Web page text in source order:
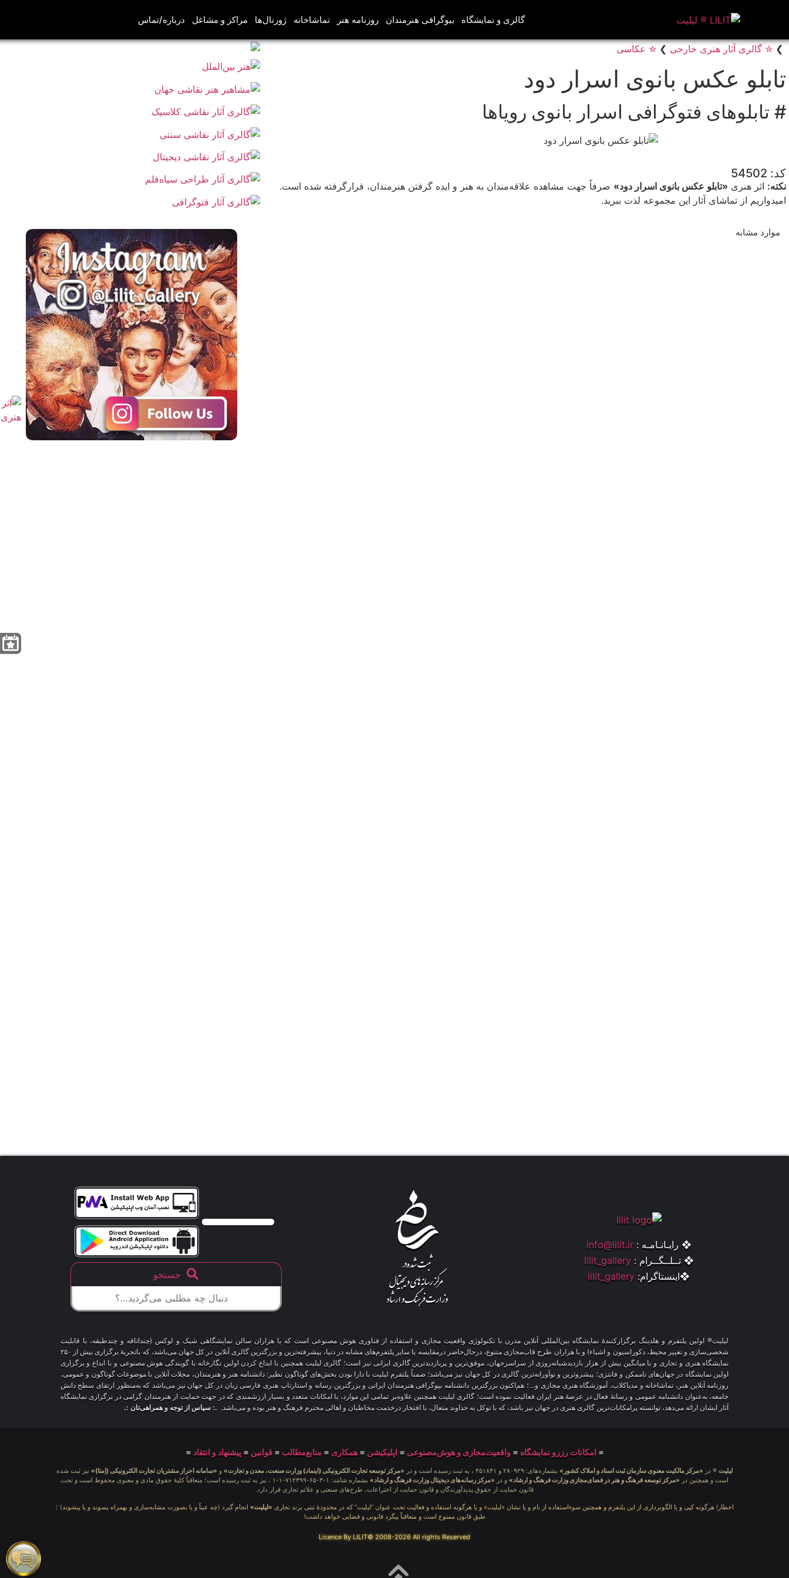
گالری و نمایشگاه بیوگرافی هنرمندان روزنامه هنر تماشاخانه ژورنال‌ها مراکز و مشاغل درباره/تماس
❯ ✮ گالری آثار هنری خارجی ❯ ✮ عکاسی
تابلو عکس بانوی اسرار دود
# تابلوهای فتوگرافی اسرار بانوی رویاها
کد: 54502
نکته: اثر هنری «تابلو عکس بانوی اسرار دود» صرفاً جهت مشاهده علاقه‌مندان به هنر و ایده گرفتن هنرمندان، قرارگرفته شده است.
امیدواریم از تماشای آثار این مجموعه لذت ببرید.
موارد مشابه
❖ رایـانـامـه : info@lilit.ir
❖ تــلــگــرام : lilit_gallery
❖اینستاگرام: lilit_gallery جستجو
لیلیت® اولین پلتفرم و هلدینگ برگزارکنندهٔ نمایشگاه بین‌المللی آنلاین مدرن با تکنولوژی واقعیت مجازی و استفاده از فناوری هوش مصنوعی است که با هزاران سالن نمایشگاهی شیک و لوکس (چنداتاقه و چندطبقه، با قابلیت
شخصی‌سازی و تغییر محیط، دکوراسیون و اشیاء) و با هزاران طرح قاب‌مجازی متنوع، درحال‌حاضر درمقایسه با سایر پلتفرم‌های مشابه در دنیا، پیشرفته‌ترین و بزرگترین گالری آنلاین در کل جهان می‌باشد، که باتجربهٔ برگزاری بیش از ۲۵۰
نمایشگاه هنری و تجاری و با میانگین بیش از هزار بازدیدشبانه‌روزی از سراسرجهان، موفق‌ترین و پربازدیدترین گالری ایرانی نیز است؛ گالری لیلیت همچنین با ابداع کردن اولین نگارخانه با گویندگی هوش مصنوعی و با ابداع و برگزاری
اولین نمایشگاه در جهان‌های ناممکن و فانتزی؛ پیشروترین و نوآورانه‌ترین گالری در کل جهان نیز می‌باشد؛ ضمناً پلتفرم لیلیت با دارا بودن بخش‌های گوناگون نظیر: دانشنامه هنر و هنرمندان، مجلات آنلاین با موضوعات گوناگون و عمومی،
روزنامه آنلاین هنر، تماشاخانه و مدیاکلاب، آموزشگاه هنری مجازی و…؛ هم‌اکنون بزرگترین دانشنامه بیوگرافی هنرمندان ایرانی و بزرگترین رسانه و استارتاپ هنری فارسی زبان در کل جهان نیز می‌باشد که به‌منظور ارتقای سطح دانش
جامعه، به‌عنوان دانشنامه عمومی و رسانهٔ فعال در عرصهٔ هنر ایران فعالیت نموده است؛ گالری لیلیت همچنین علاوه‌بر تمامی این موارد، با امکانات متعدد و بسیار ارزشمندی که در جهت حمایت از هنرمندان گرامی در برگزاری نمایشگاه
آثار ایشان ارائه می‌دهد، توانسته پرامکانات‌ترین گالری هنری در جهان نیز باشد، که با توکل به خداوند متعال، با افتخار درخدمت مخاطبان و اهالی محترم فرهنگ و هنر بوده و می‌باشد. .: سپاس از توجه و همراهی‌تان :.
≡ امکانات رزرو نمایشگاه ≡واقعیت‌مجازی و هوش‌مصنوعی ≡ اپلیکیشن ≡همکاری ≡ منابع‌مطالب ≡قوانین ≡پیشنهاد و انتقاد ≡
لیلیت ® در «مرکز مالکیت معنوی سازمان ثبت اسناد و املاک کشور» بشماره‌های: ۲۸۰۹۲۹ و ۴۵۱۸۴۱ ، به ثبت رسیده است و در «مرکز توسعه تجارت الکترونیکی (اینماد) وزارت صنعت، معدن و تجارت» و «سامانه احراز مشتریان تجارت الکترونیکی (اِمتا)» نیز ثبت شده
است و همچنین در «مرکز توسعه فرهنگ و هنر در فضای‌مجازی وزارت فرهنگ و ارشاد» و در «مرکز رسانه‌های دیجیتال وزارت فرهنگ و ارشاد»
بشماره شامَد: ۱-۳-۶۵-۷۱۲۳۹۹-۱-۱ ، نیز به ثبت رسیده است؛ متعاقباً کلیهٔ حقوق مادی و معنوی محفوظ است و تحت
قانون حمایت از حقوق پدیدآورندگان و قانون حمایت از اختراعات، طرح‌های صنعتی و علائم تجاری قرار دارد.
اخطار! هرگونه کپی و یا الگوبرداری از این پلتفرم و همچنین سوءاستفاده از نام و یا نشان «لیلیت» و یا هرگونه استفاده و فعالیت تحت عنوان “لیلیت” که در محدودهٔ ثبتی برند تجاری «لیلیت» انجام گیرد (چه عیناً و یا بصورت مشابه‌سازی و بهمراه پسوند و یا پیشوند) ؛
طبق قانون ممنوع است و متعاقباً پیگرد قانونی و قضایی خواهد داشت!
Licence By LILIT© 2008-2026 All rights Reserved